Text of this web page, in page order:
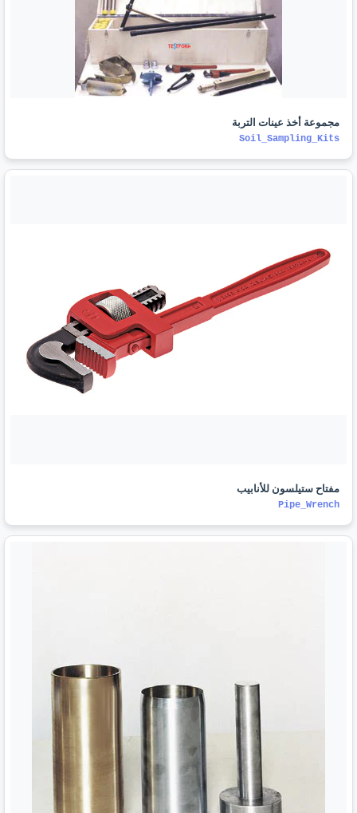
مجموعة أخذ عينات التربة
Soil_Sampling_Kits
مفتاح ستيلسون للأنابيب
Pipe_Wrench